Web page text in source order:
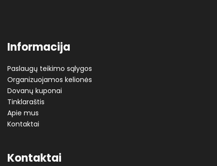
Informacija
Paslaugų teikimo sąlygos
Organizuojamos kelionės
Dovanų kuponai
Tinklaraštis
Apie mus
Kontaktai
Kontaktai